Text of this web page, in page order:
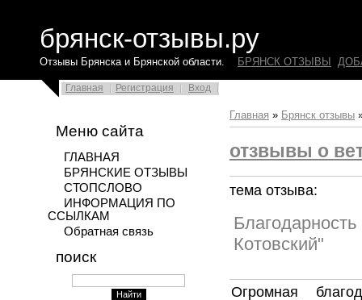
брянск-отзывы.ру
Отзывы Брянска и Брянской области. БРЯНСК ОТЗЫВЫ
Главная Регистрация Вход
Меню сайта
ГЛАВНАЯ
БРЯНСКИЕ ОТЗЫВЫ
СТОПСЛОВО
ИНФОРМАЦИЯ ПО
ССЫЛКАМ
Обратная связь
поиск
Главная » Брянск отзывы
отзвывы о
тема отзыва:
Котовский"
Огромная